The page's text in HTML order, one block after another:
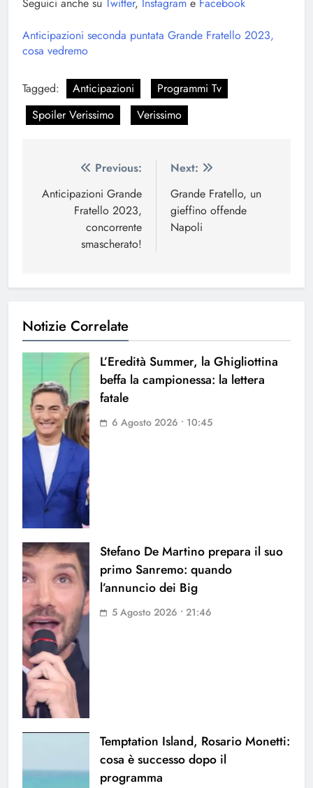
Seguici anche su Twitter, Instagram e Facebook
Anticipazioni seconda puntata Grande Fratello 2023,
cosa vedremo
Tagged: Anticipazioni
Programmi Tv
Spoiler Verissimo
Verissimo
Navigazione
articoli
Previous:
Anticipazioni Grande
Fratello 2023,
concorrente
smascherato!
Next:
Grande Fratello, un
gieffino offende
Napoli
Notizie Correlate
L’Eredità Summer, la Ghigliottina
beffa la campionessa: la lettera
fatale
6 Agosto 2026 • 10:45
Stefano De Martino prepara il suo
primo Sanremo: quando
l’annuncio dei Big
5 Agosto 2026 • 21:46
Temptation Island, Rosario Monetti:
cosa è successo dopo il
programma